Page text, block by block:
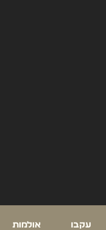
עקבו
אולמות